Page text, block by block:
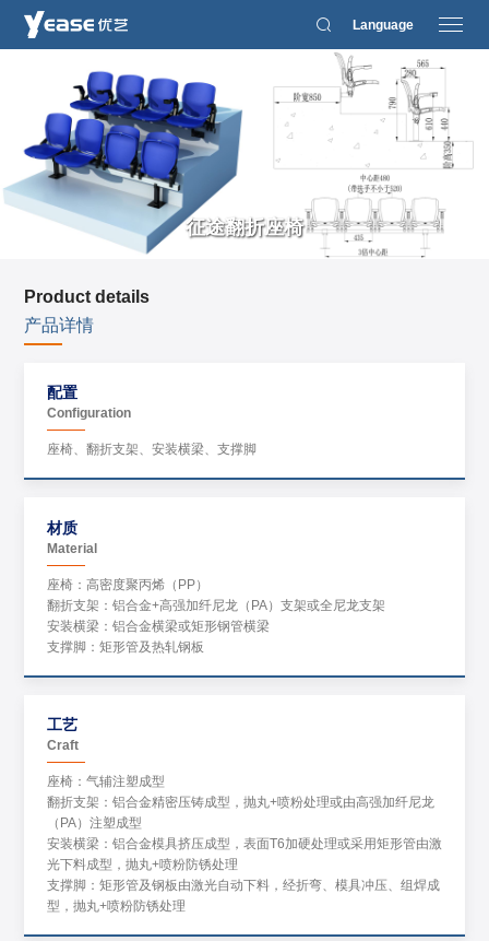
Language
征途翻折座椅
Product details
产品详情
配置
Configuration
座椅、翻折支架、安装横梁、支撑脚
材质
Material
座椅：高密度聚丙烯（PP）
翻折支架：铝合金+高强加纤尼龙（PA）支架或全尼龙支架
安装横梁：铝合金横梁或矩形钢管横梁
支撑脚：矩形管及热轧钢板
工艺
Craft
座椅：气辅注塑成型
翻折支架：铝合金精密压铸成型，抛丸+喷粉处理或由高强加纤尼龙
（PA）注塑成型
安装横梁：铝合金模具挤压成型，表面T6加硬处理或采用矩形管由激
光下料成型，抛丸+喷粉防锈处理
支撑脚：矩形管及钢板由激光自动下料，经折弯、模具冲压、组焊成
型，抛丸+喷粉防锈处理